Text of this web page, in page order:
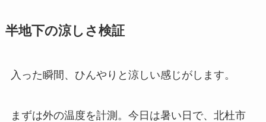
半地下の涼しさ検証
入った瞬間、ひんやりと涼しい感じがします。
まずは外の温度を計測。今日は暑い日で、北杜市